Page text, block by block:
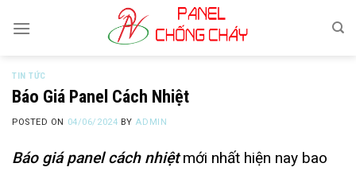
TIN TỨC
Báo Giá Panel Cách Nhiệt
POSTED ON 04/06/2024 BY ADMIN
Báo giá panel cách nhiệtmới nhất hiện nay bao